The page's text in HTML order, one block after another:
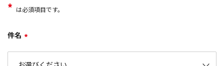
* は必須項目です。
件名 *